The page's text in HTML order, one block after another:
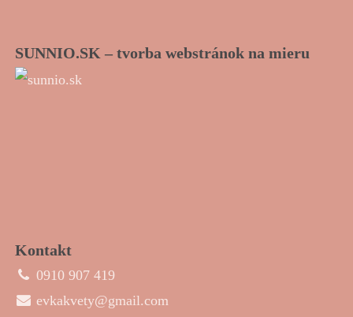
SUNNIO.SK – tvorba webstránok na mieru
Kontakt
0910 907 419
evkakvety@gmail.com